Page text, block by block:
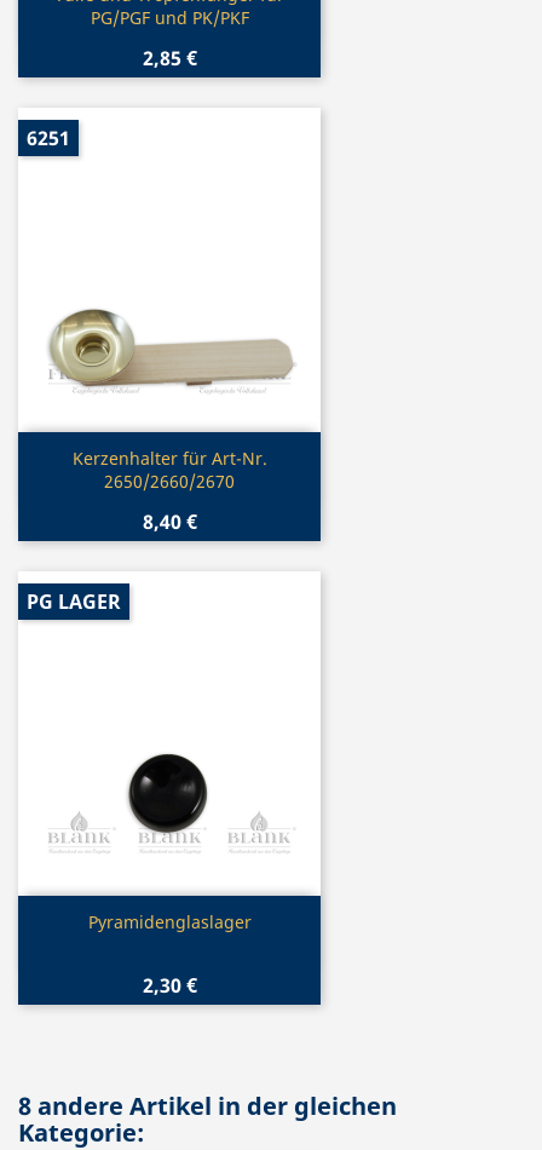
PG/PGF und PK/PKF
2,85 €
Vorschau
Kerzenhalter für Art-Nr.
2650/2660/2670
8,40 €
6251
Vorschau
Pyramidenglaslager
2,30 €
PG LAGER
8 andere Artikel in der gleichen
Kategorie: